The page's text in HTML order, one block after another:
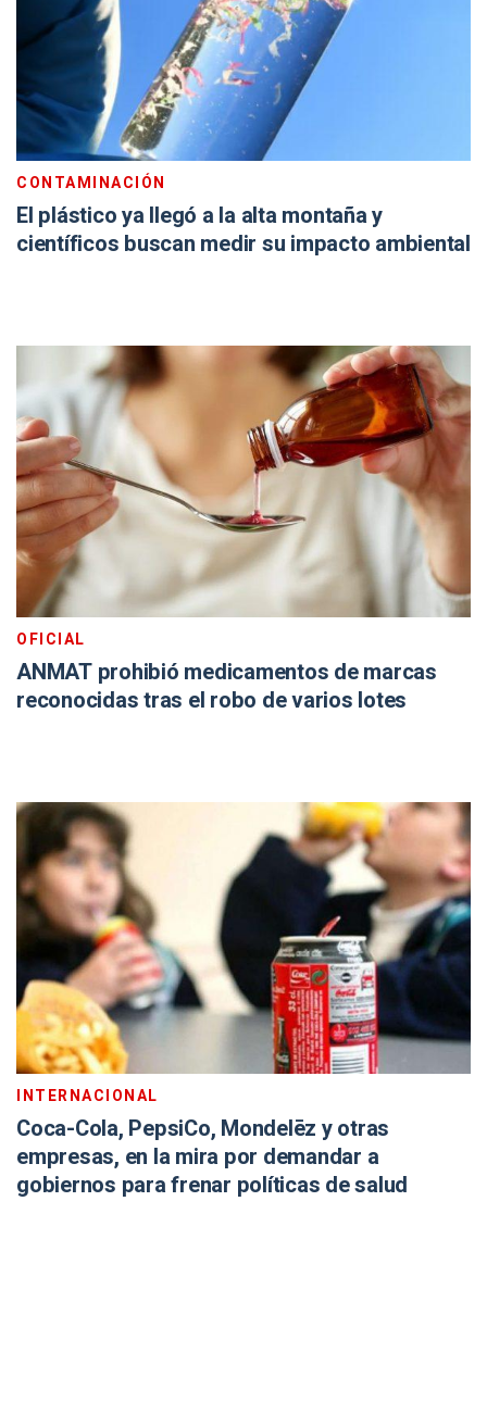
CONTAMINACIÓN
El plástico ya llegó a la alta montaña y
científicos buscan medir su impacto ambiental
OFICIAL
ANMAT prohibió medicamentos de marcas
reconocidas tras el robo de varios lotes
INTERNACIONAL
Coca-Cola, PepsiCo, Mondelēz y otras
empresas, en la mira por demandar a
gobiernos para frenar políticas de salud